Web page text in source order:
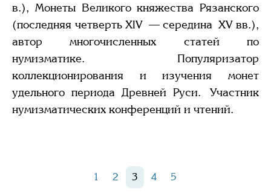
в.), Монеты Великого княжества Рязанского
(последняя четверть XIV — середина XV вв.),
автор многочисленных статей по
нумизматике. Популяризатор
коллекционирования и изучения монет
удельного периода Древней Руси. Участник
нумизматических конференций и чтений.
1 2 3 4 5